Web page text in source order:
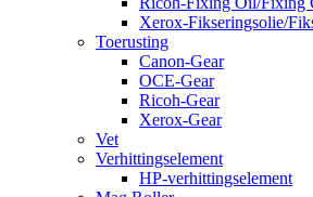
Xerox-Fikseringsolie/
Toerusting
Canon-Gear
OCE-Gear
Ricoh-Gear
Xerox-Gear
Vet
Verhittingselement
HP-verhittingselement